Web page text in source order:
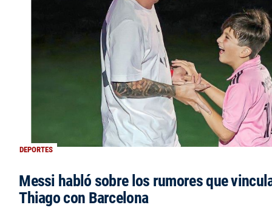
DEPORTES
Messi habló sobre los rumores que
Thiago con Barcelona